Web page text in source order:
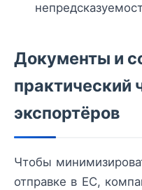
Документы и
практический
экспортёров
Чтобы
отправке в ЕС,